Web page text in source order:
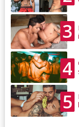
3
4
5